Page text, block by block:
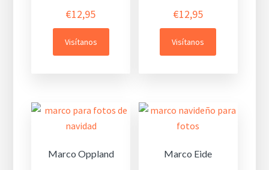
€12,95
Visítanos
€12,95
Visítanos
Marco Oppland Marco Eide